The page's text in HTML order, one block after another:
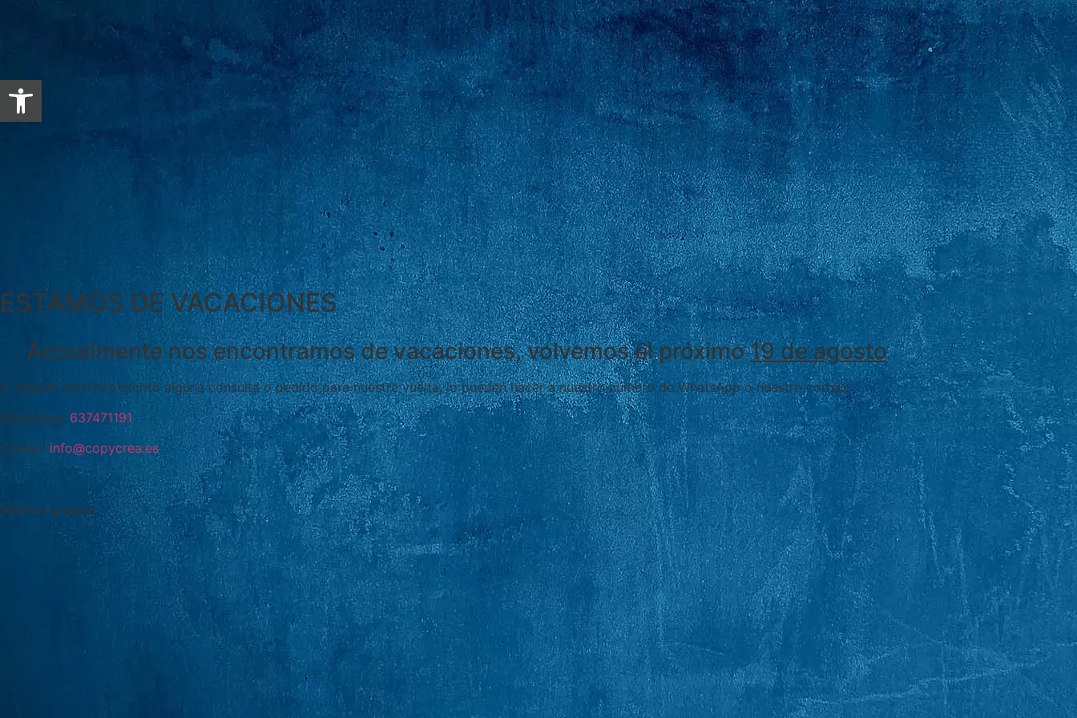
Abrir barra de herramientas
ESTAMOS DE VACACIONES
Actualmente nos encontramos de vacaciones, volvemos el próximo19 de agosto
Si desean dejarnos escrito alguna consulta o pedido para nuestra vuelta, lo pueden hacer a nuestro número de WhatsApp o nuestro correo:
WhatsApp: 637471191
Correo: info@copycrea.es
Muchas gracias.